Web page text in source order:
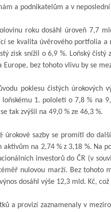
a podnikatelům a v
roku dosáhl úroveň 7,7
se kvalita úvěrového portfolia
zisk snížil o 6,9 %. Loňský
Europe, bez tohoto vlivu by se
poklesu čistých úrokových
1. pololetí o 7,8 % na
tak zvýšil na 49,0 % ze 46,3 %.
úrokové sazby se promítl do
aktivům na 2,74 % z 3,18 %. Na
investorů do ČR (v
nulovou marží. Bez tohoto
dosáhl výše 12,3 mld. Kč,
a provizí zaznamenaly v